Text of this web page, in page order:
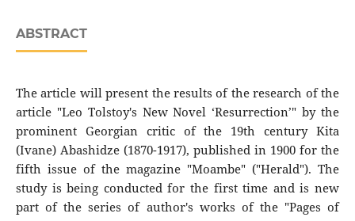
ABSTRACT
The article will present the results of the research of the
article "Leo Tolstoy's New Novel ‘Resurrection’" by the
prominent Georgian critic of the 19th century Kita
(Ivane) Abashidze (1870-1917), published in 1900 for the
fifth issue of the magazine "Moambe" ("Herald"). The
study is being conducted for the first time and is new
part of the series of author's works of the "Pages of